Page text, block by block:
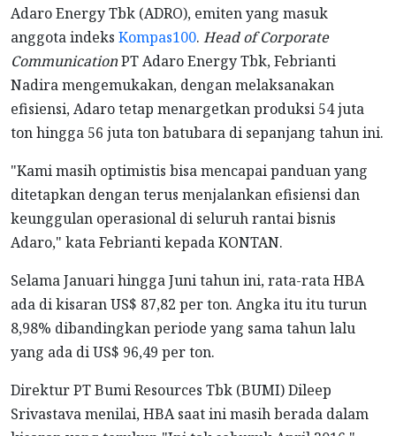
Adaro Energy Tbk (ADRO), emiten yang masuk
anggota indeks Kompas100. Head of Corporate
CommunicationPT Adaro Energy Tbk, Febrianti
Nadira mengemukakan, dengan melaksanakan
efisiensi, Adaro tetap menargetkan produksi 54 juta
ton hingga 56 juta ton batubara di sepanjang tahun ini.
"Kami masih optimistis bisa mencapai panduan yang
ditetapkan dengan terus menjalankan efisiensi dan
keunggulan operasional di seluruh rantai bisnis
Adaro," kata Febrianti kepada KONTAN.
Selama Januari hingga Juni tahun ini, rata-rata HBA
ada di kisaran US$ 87,82 per ton. Angka itu itu turun
8,98% dibandingkan periode yang sama tahun lalu
yang ada di US$ 96,49 per ton.
Direktur PT Bumi Resources Tbk (BUMI) Dileep
Srivastava menilai, HBA saat ini masih berada dalam